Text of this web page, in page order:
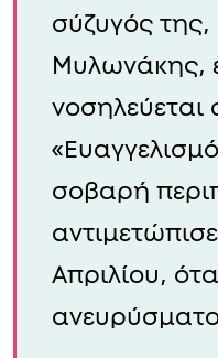
σύζυγός της,
Μυλωνάκης,
νοσηλεύεται
σοβαρή
Απριλίου,